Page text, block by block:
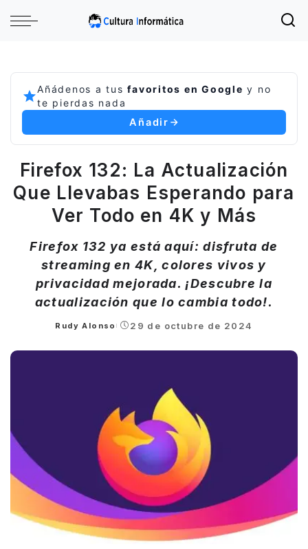
Añádenos a tusfavoritos en Google y no
te pierdas nada
Añadir
Firefox 132: La Actualización
Que Llevabas Esperando para
Ver Todo en 4K y Más
Firefox 132 ya está aquí: disfruta de
streaming en 4K, colores vivos y
privacidad mejorada. ¡Descubre la
actualización que lo cambia todo!.
Posted
Rudy Alonso 29 de octubre de 2024